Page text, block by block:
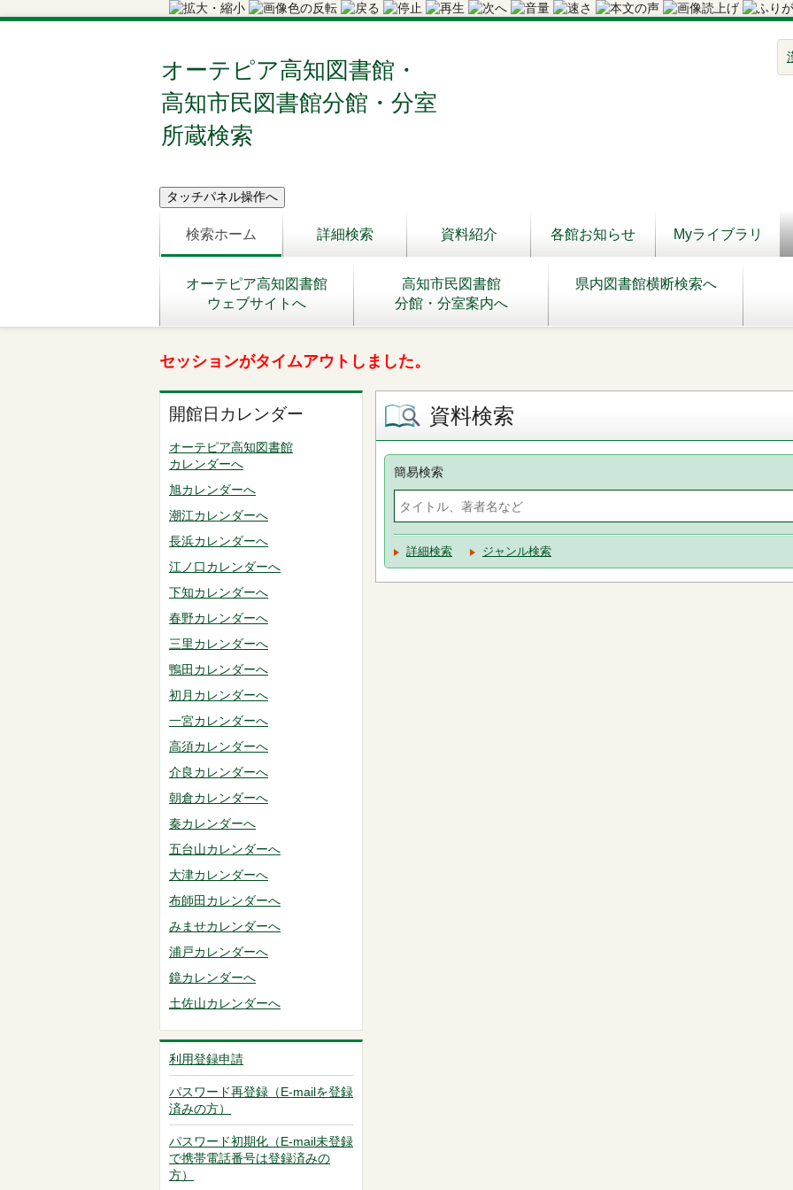
オーテピア高知図書館・
高知市民図書館分館・分室
所蔵検索
検索ホーム 詳細検索 資料紹介 各館お知らせ Myライブラリ
オーテピア高知図書館
ウェブサイトへ
高知市民図書館
分館・分室案内へ
県内図書館横断検索へ
セッションがタイムアウトしました。
開館日カレンダー
オーテピア高知図書館
カレンダーへ
旭カレンダーへ
潮江カレンダーへ
長浜カレンダーへ
江ノ口カレンダーへ
下知カレンダーへ
春野カレンダーへ
三里カレンダーへ
鴨田カレンダーへ
初月カレンダーへ
一宮カレンダーへ
高須カレンダーへ
介良カレンダーへ
朝倉カレンダーへ
秦カレンダーへ
五台山カレンダーへ
大津カレンダーへ
布師田カレンダーへ
みませカレンダーへ
浦戸カレンダーへ
鏡カレンダーへ
土佐山カレンダーへ
利用登録申請
パスワード再登録（E-mailを登録
済みの方）
パスワード初期化（E-mail未登録
で携帯電話番号は登録済みの
方）
資料検索
簡易検索
詳細検索 ジャンル検索